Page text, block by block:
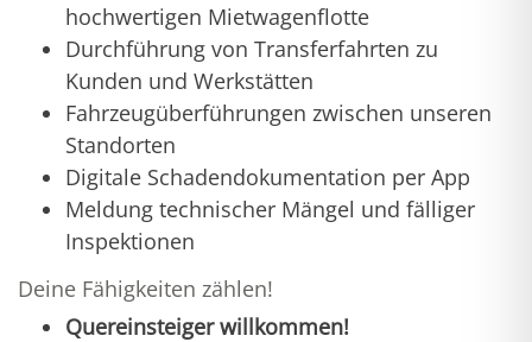
hochwertigen Mietwagenflotte
Durchführung von Transferfahrten zu
Kunden und Werkstätten
Fahrzeugüberführungen zwischen unseren
Standorten
Digitale Schadendokumentation per App
Meldung technischer Mängel und fälliger
Inspektionen
Deine Fähigkeiten zählen!
Quereinsteiger willkommen!